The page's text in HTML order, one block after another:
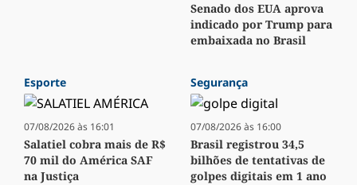
Senado dos EUA aprova
indicado por Trump para
embaixada no Brasil
Esporte
07/08/2026 às 16:01
Salatiel cobra mais de R$
70 mil do América SAF
na Justiça
Segurança
07/08/2026 às 16:00
Brasil registrou 34,5
bilhões de tentativas de
golpes digitais em 1 ano